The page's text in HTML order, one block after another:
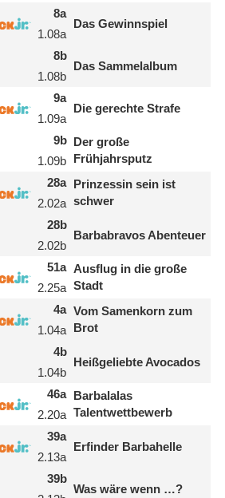
8
1.08
a
a
Das Gewinnspiel
8
1.08
b
b
Das Sammelalbum
9
1.09
a
a
Die gerechte Strafe
9
1.09
b
b
Der große
Frühjahrsputz
28
2.02
a
a
Prinzessin sein ist
schwer
28
2.02
b
b
Barbabravos Abenteuer
51
2.25
a
a
Ausflug in die große
Stadt
4
1.04
a
a
Vom Samenkorn zum
Brot
4
1.04
b
b
Heißgeliebte Avocados
46
2.20
a
a
Barbalalas
Talentwettbewerb
39
2.13
a
a
Erfinder Barbahelle
39b
Was wäre wenn …?